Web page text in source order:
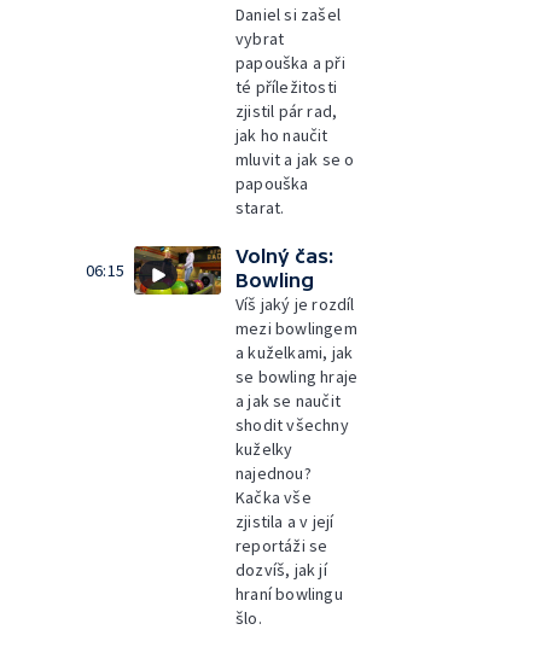
Daniel si zašel
vybrat
papouška a při
té příležitosti
zjistil pár rad,
jak ho naučit
mluvit a jak se o
papouška
starat.
06:15
Volný čas:
Bowling
Víš jaký je rozdíl
mezi bowlingem
a kuželkami, jak
se bowling hraje
a jak se naučit
shodit všechny
kuželky
najednou?
Kačka vše
zjistila a v její
reportáži se
dozvíš, jak jí
hraní bowlingu
šlo.